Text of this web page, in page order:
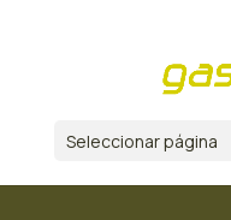
Seleccionar página